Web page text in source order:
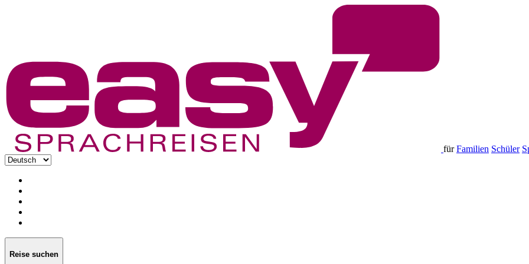
für Familien Schüler
Reise suchen